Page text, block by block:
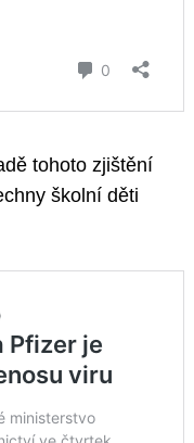
tohoto zjištění
školní děti